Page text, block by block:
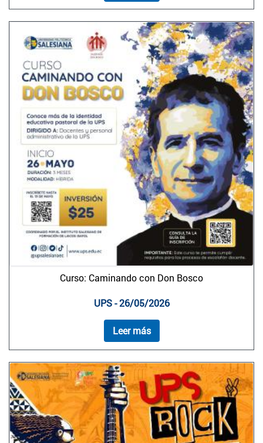
Curso: Caminando con Don Bosco
UPS - 26/05/2026
Leer más